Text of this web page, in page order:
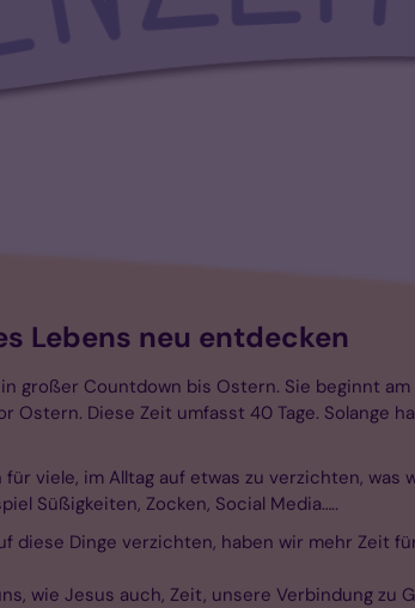
Lebens neu entdecken
großer Countdown bis Ostern. Sie beginnt
Ostern. Diese Zeit umfasst 40 Tage. Solange
viele, im Alltag auf etwas zu verzichten, was
Süßigkeiten, Zocken, Social Media…..
diese Dinge verzichten, haben wir mehr Zeit
wie Jesus auch, Zeit, unsere Verbindung zu